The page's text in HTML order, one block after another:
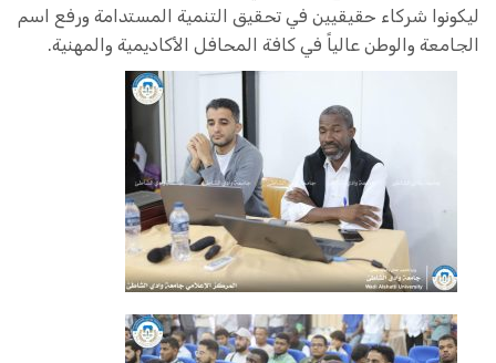
ليكونوا شركاء حقيقيين في تحقيق التنمية المستدامة ورفع اسم
الجامعة والوطن عالياً في كافة المحافل الأكاديمية والمهنية.